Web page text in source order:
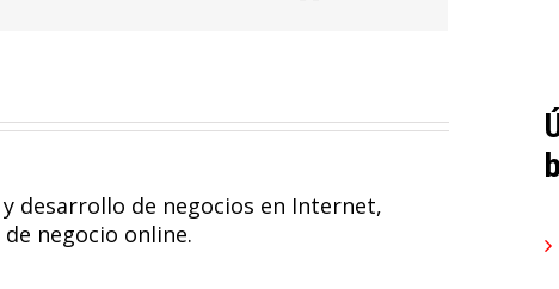
desarrollo de negocios en Internet,
negocio online.